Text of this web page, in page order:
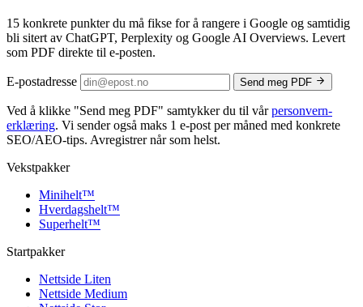
15 konkrete punkter du må fikse for å rangere i Google og samtidig
bli sitert av ChatGPT, Perplexity og Google AI Overviews. Levert
som PDF direkte til e-posten.
E-postadresse Send meg PDF
Ved å klikke "Send meg PDF" samtykker du til vårpersonvern­
erklæring. Vi sender også maks 1 e-post per måned med konkrete
SEO/AEO-tips. Avregistrer når som helst.
Vekstpakker
Minihelt™
Hverdagshelt™
Superhelt™
Startpakker
Nettside Liten
Nettside Medium